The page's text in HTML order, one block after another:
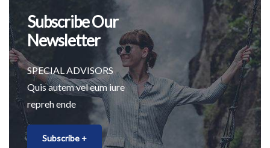
Subscribe Our
Newsletter
SPECIAL ADVISORS
Quis autem vel eum iure
repreh ende
Subscribe +